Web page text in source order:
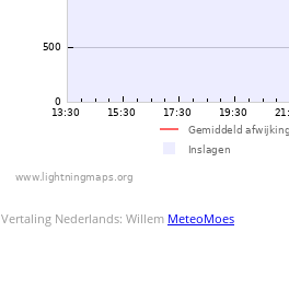
Vertaling Nederlands: Willem MeteoMoes